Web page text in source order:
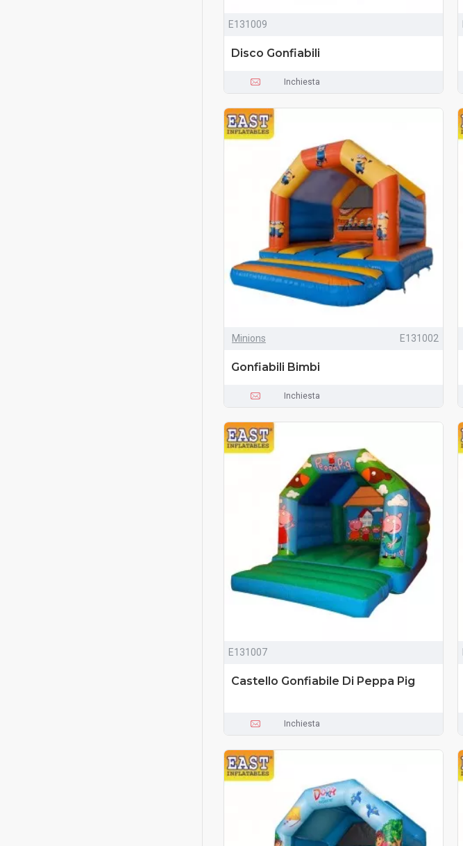
E131009
Disco Gonfiabili
Inchiesta
Minions E131002
Gonfiabili Bimbi
Inchiesta
E131007
Castello Gonfiabile Di Peppa Pig
Inchiesta